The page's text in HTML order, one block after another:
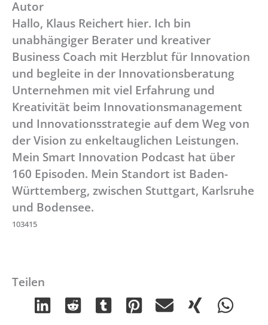
Autor
Hallo, Klaus Reichert hier. Ich bin
unabhängiger Berater und kreativer
Business Coach mit Herzblut für Innovation
und begleite in der Innovationsberatung
Unternehmen mit viel Erfahrung und
Kreativität beim Innovationsmanagement
und Innovationsstrategie auf dem Weg von
der Vision zu enkeltauglichen Leistungen.
Mein Smart Innovation Podcast hat über
160 Episoden. Mein Standort ist Baden-
Württemberg, zwischen Stuttgart, Karlsruhe
und Bodensee.
103415
Teilen